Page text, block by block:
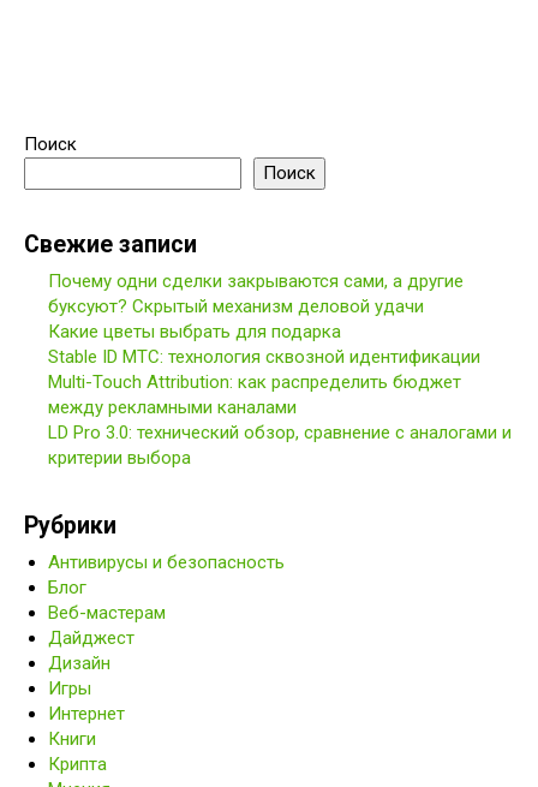
Поиск
Поиск
Свежие записи
Почему одни сделки закрываются сами, а другие
буксуют? Скрытый механизм деловой удачи
Какие цветы выбрать для подарка
Stable ID МТС: технология сквозной идентификации
Multi-Touch Attribution: как распределить бюджет
между рекламными каналами
LD Pro 3.0: технический обзор, сравнение с аналогами и
критерии выбора
Рубрики
Антивирусы и безопасность
Блог
Веб-мастерам
Дайджест
Дизайн
Игры
Интернет
Книги
Крипта